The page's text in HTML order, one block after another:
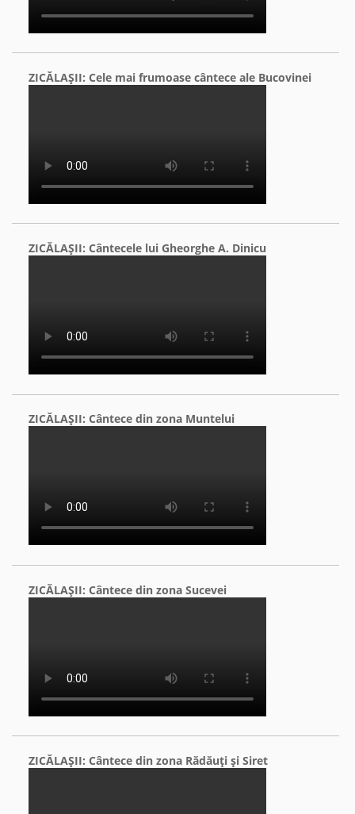
ZICĂLAŞII: Cele mai frumoase cântece ale Bucovinei
ZICĂLAŞII: Cântecele lui Gheorghe A. Dinicu
ZICĂLAŞII: Cântece din zona Muntelui
ZICĂLAŞII: Cântece din zona Sucevei
ZICĂLAŞII: Cântece din zona Rădăuţi şi Siret